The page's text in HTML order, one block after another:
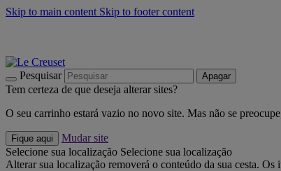
Skip to main content Skip to footer content
Pesquisar Apagar
Tem certeza de que deseja alterar sites?
O seu carrinho estará vazio no novo site. Mas não se
Fique aqui
Mudar site
Selecione sua localização Selecione sua localização
Alterar sua localização removerá o conteúdo da sua cesta.